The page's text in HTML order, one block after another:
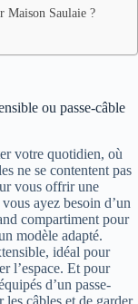
Maison Saulaie ?
ou passe-câble
votre quotidien, où
ne se contentent pas
vous offrir une
ayez besoin d’un
compartiment pour
modèle adapté.
idéal pour
l’espace. Et pour
d’un passe-
câbles et de garder